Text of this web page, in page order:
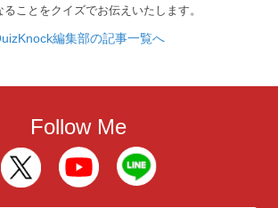
ことをクイズでお伝えいたします。
編集部の記事一覧へ
Follow Me